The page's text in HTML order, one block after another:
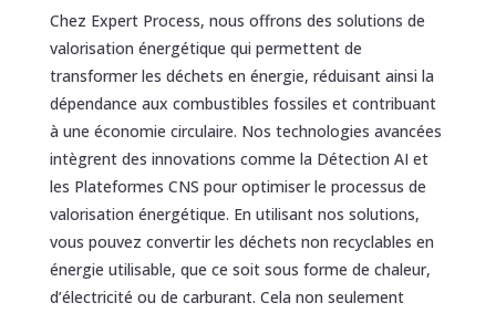
Chez Expert Process, nous offrons des solutions de
valorisation énergétique qui permettent de
transformer les déchets en énergie, réduisant ainsi la
dépendance aux combustibles fossiles et contribuant
à une économie circulaire. Nos technologies avancées
intègrent des innovations comme la Détection AI et
les Plateformes CNS pour optimiser le processus de
valorisation énergétique. En utilisant nos solutions,
vous pouvez convertir les déchets non recyclables en
énergie utilisable, que ce soit sous forme de chaleur,
d’électricité ou de carburant. Cela non seulement